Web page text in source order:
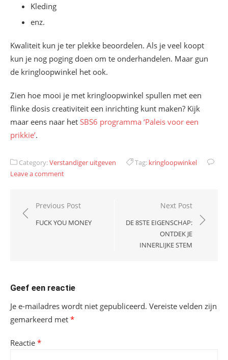
Kleding
enz.
Kwaliteit kun je ter plekke beoordelen. Als je veel koopt
kun je nog poging doen om te onderhandelen. Maar gun
de kringloopwinkel het ook.
Zien hoe mooi je met kringloopwinkel spullen met een
flinke dosis creativiteit een inrichting kunt maken? Kijk
maar eens naar het SBS6 programma ‘Paleis voor een
prikkie’.
Category:Verstandiger uitgeven Tag: kringloopwinkel
Leave a comment
Bericht
navigatie
Previous Post
FUCK YOU MONEY
Next Post
DE 8STE EIGENSCHAP:
ONTDEK JE
INNERLIJKE STEM
Geef een reactie
Je e-mailadres wordt niet gepubliceerd. Vereiste velden zijn
gemarkeerd met *
Reactie *